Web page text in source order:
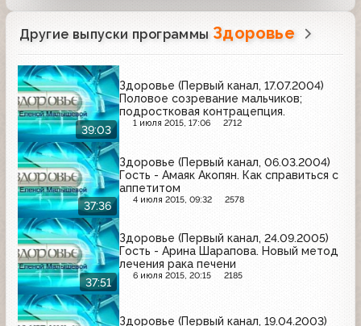
Другие выпуски программы Здоровье
39:03
Здоровье (Первый канал, 17.07.2004)
Половое созревание мальчиков;
подростковая контрацепция.
1 июля 2015, 17:06 2712
37:36
Здоровье (Первый канал, 06.03.2004)
Гость - Амаяк Акопян. Как справиться с
аппетитом
4 июля 2015, 09:32 2578
37:51
Здоровье (Первый канал, 24.09.2005)
Гость - Арина Шарапова. Новый метод
лечения рака печени
6 июля 2015, 20:15 2185
Здоровье (Первый канал, 19.04.2003)